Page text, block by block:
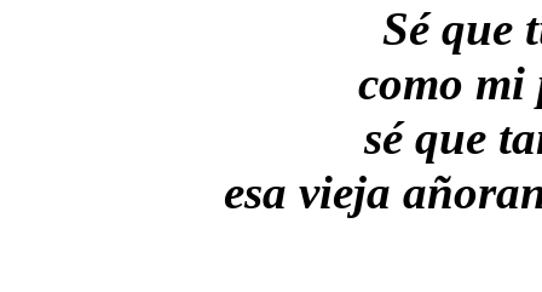
Sé que
como mi
sé que
esa vieja